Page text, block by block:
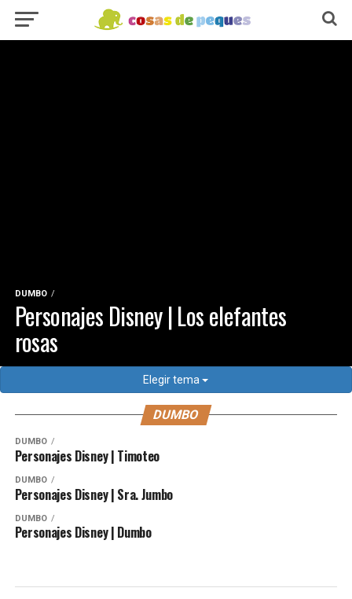
DUMBO
Personajes Disney | Los elefantes
rosas
Elegir tema
DUMBO
DUMBO
Personajes Disney | Timoteo
DUMBO
Personajes Disney | Sra. Jumbo
DUMBO
Personajes Disney | Dumbo